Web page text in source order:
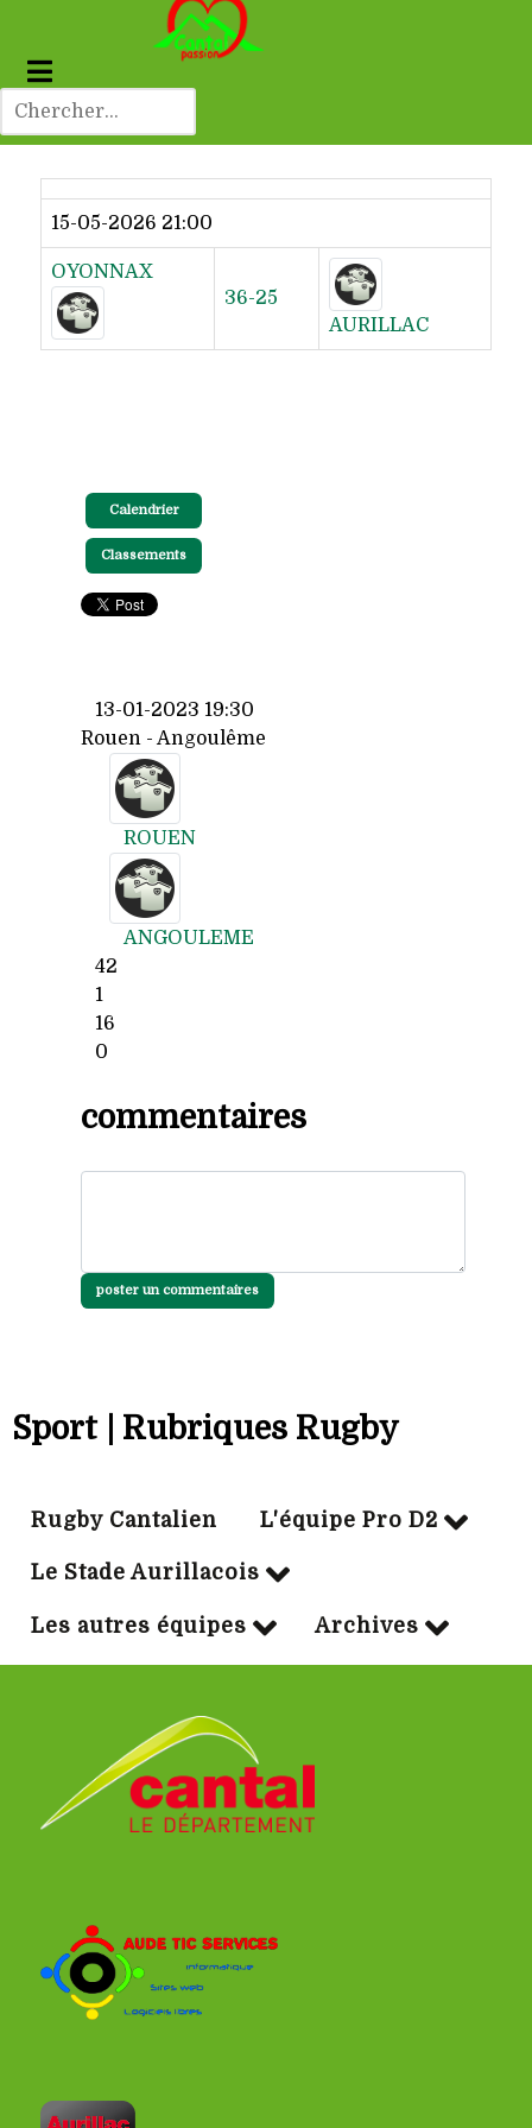
Dernier résultat
15-05-2026 21:00
OYONNAX
36-25
AURILLAC
Calendrier
Classements
13-01-2023 19:30
Rouen - Angoulême
ROUEN
ANGOULEME
42
1
16
0
commentaires
poster un commentaires
Sport | Rubriques Rugby
Rugby Cantalien L'équipe Pro D2
Le Stade Aurillacois
Les autres équipes Archives